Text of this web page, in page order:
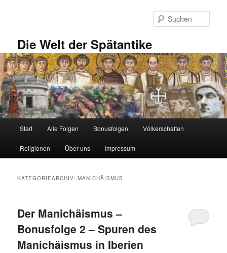
Die Welt der Spätantike
Start Alle Folgen Bonusfolgen Völkerschaften
Religionen Über uns Impressum
KATEGORIEARCHIV:MANICHÄISMUS
Der Manichäismus –
Bonusfolge 2 – Spuren des
Manichäismus in Iberien